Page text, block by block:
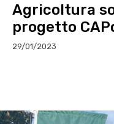
Agricoltura
progetto
29/01/2023